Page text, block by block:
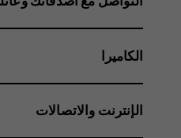
الكاميرا
الإنترنت والاتصالات